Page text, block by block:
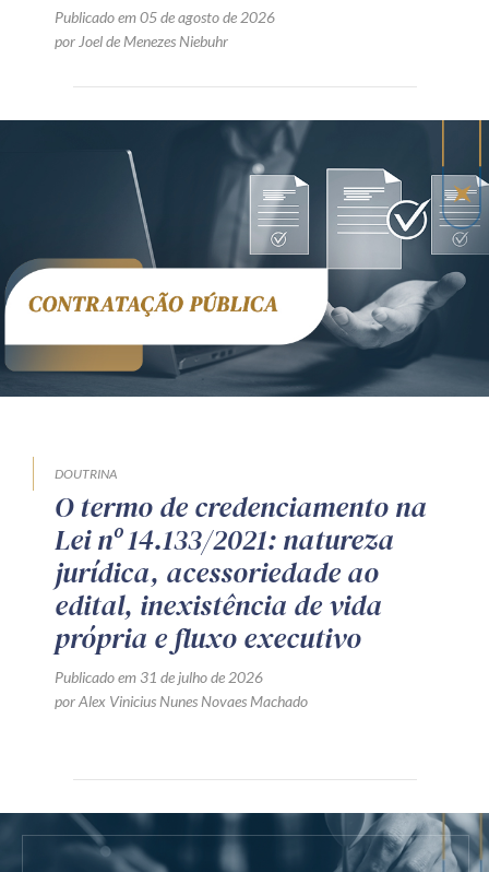
Publicado em 05 de agosto de 2026
por Joel de Menezes Niebuhr
DOUTRINA
O termo de credenciamento na
Lei nº 14.133/2021: natureza
jurídica, acessoriedade ao
edital, inexistência de vida
própria e fluxo executivo
Publicado em 31 de julho de 2026
por Alex Vinicius Nunes Novaes Machado